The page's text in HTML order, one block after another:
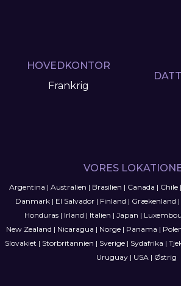
HOVEDKONTOR
Frankrig
VORES
Argentina | Australien | Brasilien | Canada | Chile|
Danmark | El Salvador | Finland | Grækenland |
Honduras | Irland | Italien | Japan |
New Zealand | Nicaragua | Norge| Panama |
Slovakiet | Storbritannien | Sverige| Sydafrika |
Uruguay | USA | Østrig